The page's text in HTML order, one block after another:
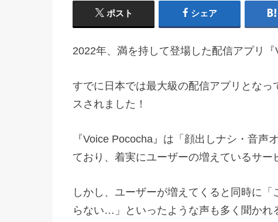
ポスト シェア
2022年、満を持して登場した配信アプリ『
すでに日本では最大級の配信アプリとな
スされました！
『Voice Pococha』は「顔出しナシ・音
ており、着実にユーザーの増えているサー
しかし、ユーザーが増えてくると同時に
らない…」といったような声も多く聞かれ